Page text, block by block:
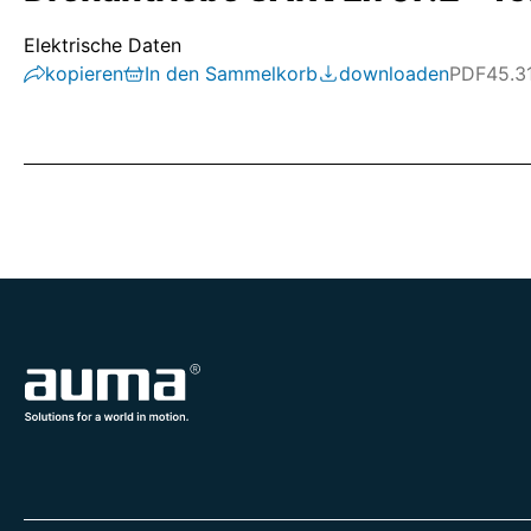
Elektrische Daten
kopieren
In den Sammelkorb downloadenPDF